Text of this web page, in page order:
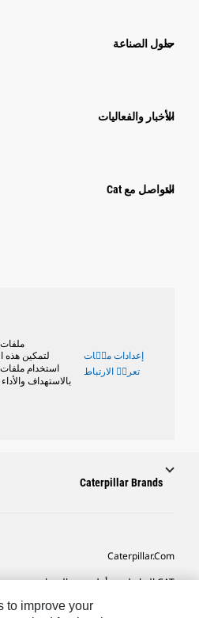
حلول الصناعة
الأخبار والفعاليات
التواصل مع Cat
ملفات
لتمكين هذه
استخدام
بالاستهداف
إعدادات ملٝات
تعريٝ الارتباط
Caterpillar Brands
Caterpillar.com
CAT التواصل من أجل خدمة المعدات ودعم
تفضيلات التسويق الخاصة بيto improve your